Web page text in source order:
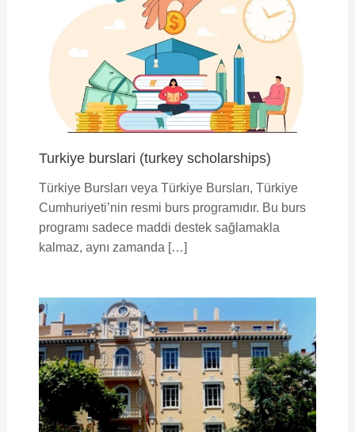
Turkiye burslari (turkey scholarships)
Türkiye Bursları veya Türkiye Bursları, Türkiye
Cumhuriyeti’nin resmi burs programıdır. Bu burs
programı sadece maddi destek sağlamakla
kalmaz, aynı zamanda […]